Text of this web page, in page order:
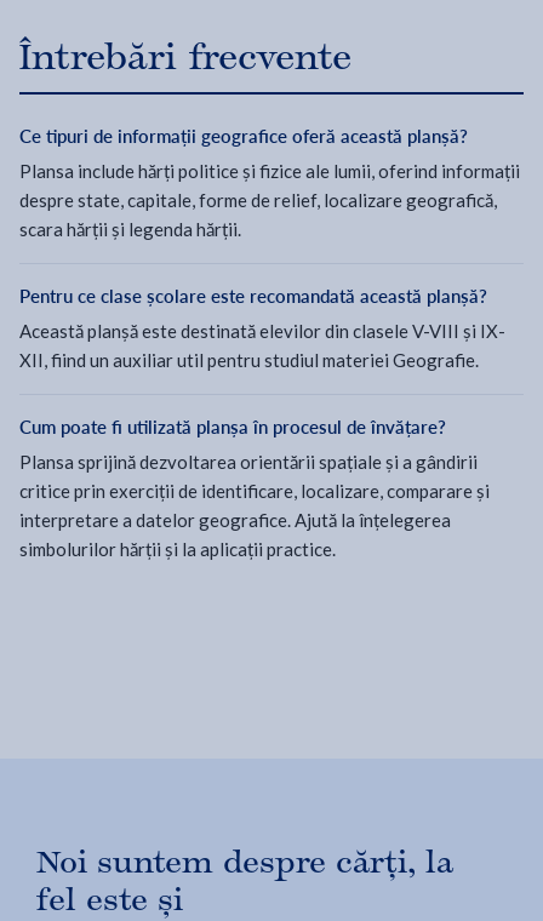
Întrebări frecvente
Ce tipuri de informații geografice oferă această planșă?
Plansa include hărți politice și fizice ale lumii, oferind informații
despre state, capitale, forme de relief, localizare geografică,
scara hărții și legenda hărții.
Pentru ce clase școlare este recomandată această planșă?
Această planșă este destinată elevilor din clasele V-VIII și IX-
XII, fiind un auxiliar util pentru studiul materiei Geografie.
Cum poate fi utilizată planșa în procesul de învățare?
Plansa sprijină dezvoltarea orientării spațiale și a gândirii
critice prin exerciții de identificare, localizare, comparare și
interpretare a datelor geografice. Ajută la înțelegerea
simbolurilor hărții și la aplicații practice.
Noi suntem despre cărți, la
fel este și